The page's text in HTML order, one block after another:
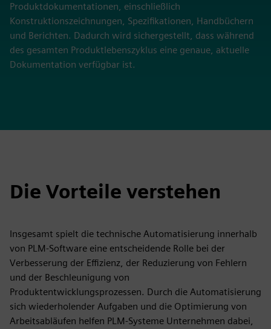
Produktdokumentationen, einschließlich
Konstruktionszeichnungen, Spezifikationen, Handbüchern
und Berichten. Dadurch wird sichergestellt, dass während
des gesamten Produktlebenszyklus eine genaue, aktuelle
Dokumentation verfügbar ist.
Die Vorteile verstehen
Insgesamt spielt die technische Automatisierung innerhalb
von PLM-Software eine entscheidende Rolle bei der
Verbesserung der Effizienz, der Reduzierung von Fehlern
und der Beschleunigung von
Produktentwicklungsprozessen. Durch die Automatisierung
sich wiederholender Aufgaben und die Optimierung von
Arbeitsabläufen helfen PLM-Systeme Unternehmen dabei,